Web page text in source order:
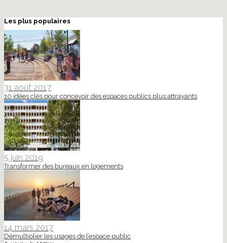
Les plus populaires
31 août 2017
10 idées clés pour concevoir des espaces publics plus attrayants
5 juin 2019
Transformer des bureaux en logements
14 mars 2017
Démultiplier les usages de l’espace public